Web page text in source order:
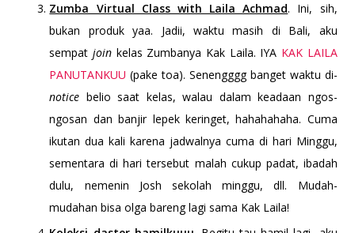
Zumba Virtual Class with Laila Achmad. Ini, sih,
bukan produk yaa. Jadii, waktu masih di Bali, aku
sempatjoin kelas Zumbanya Kak Laila. IYA KAK LAILA
PANUTANKUU (pake toa). Senengggg banget waktu di-
notice belio saat kelas, walau dalam keadaan ngos-
ngosan dan banjir lepek keringet, hahahahaha. Cuma
ikutan dua kali karena jadwalnya cuma di hari Minggu,
sementara di hari tersebut malah cukup padat, ibadah
dulu, nemenin Josh sekolah minggu, dll. Mudah-
mudahan bisa olga bareng lagi sama Kak Laila!